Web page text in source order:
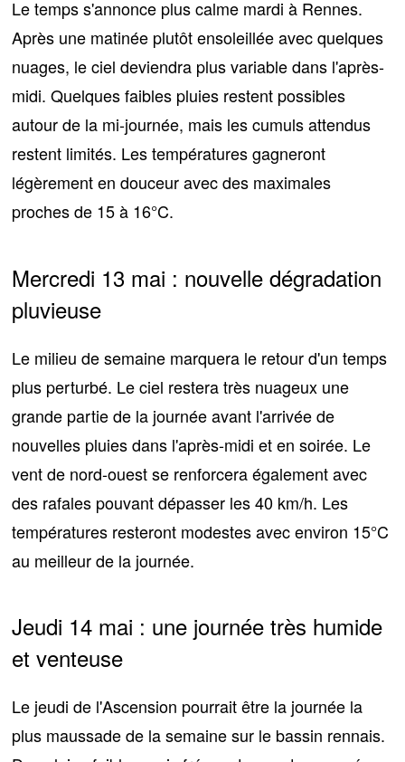
Le temps s'annonce plus calme mardi à Rennes.
Après une matinée plutôt ensoleilléeavec quelques
nuages, le ciel deviendra plus variable dans l'après-
midi. Quelques faibles pluies restent possibles
autour de la mi-journée, mais les cumuls attendus
restent limités. Les températures gagneront
légèrement en douceur avec des maximales
proches de 15 à 16°C.
Mercredi 13 mai : nouvelle dégradation
pluvieuse
Le milieu de semaine marquera le retour d'un temps
plus perturbé. Le ciel restera très nuageux une
grande partie de la journée avant l'arrivée de
nouvelles pluies dans l'après-midi et en soirée. Le
vent de nord-ouest se renforcera également avec
des rafales pouvant dépasser les 40 km/h. Les
températures resteront modestes avec environ 15°C
au meilleur de la journée.
Jeudi 14 mai : une journée très humide
et venteuse
Le jeudi de l'Ascension pourrait être la journée la
plus maussade de la semainesur le bassin rennais.